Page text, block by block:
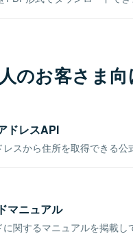
のお客さま向
ドレスAPI
スから住所を取得できる公
マニュアル
関するマニュアルを掲載し